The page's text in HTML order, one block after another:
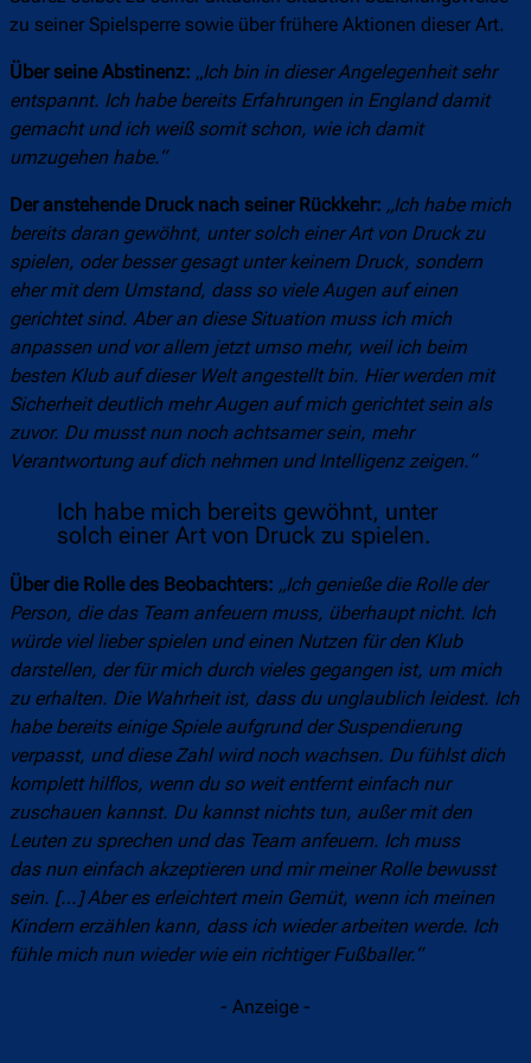
zu seiner Spielsperre sowie über frühere Aktionen dieser Art.
Über seine Abstinenz: „Ich bin in dieser Angelegenheit sehr
entspannt. Ich habe bereits Erfahrungen in England damit
gemacht und ich weiß somit schon, wie ich damit
umzugehen habe.“
Der anstehende Druck nach seiner Rückkehr: „Ich habe mich
bereits daran gewöhnt, unter solch einer Art von Druck zu
spielen, oder besser gesagt unter keinem Druck, sondern
eher mit dem Umstand, dass so viele Augen auf einen
gerichtet sind. Aber an diese Situation muss ich mich
anpassen und vor allem jetzt umso mehr, weil ich beim
besten Klub auf dieser Welt angestellt bin. Hier werden mit
Sicherheit deutlich mehr Augen auf mich gerichtet sein als
zuvor. Du musst nun noch achtsamer sein, mehr
Verantwortung auf dich nehmen und Intelligenz zeigen.“
Ich habe mich bereits gewöhnt, unter
solch einer Art von Druck zu spielen.
Über die Rolle des Beobachters: „Ich genieße die Rolle der
Person, die das Team anfeuern muss, überhaupt nicht. Ich
würde viel lieber spielen und einen Nutzen für den Klub
darstellen, der für mich durch vieles gegangen ist, um mich
zu erhalten. Die Wahrheit ist, dass du unglaublich leidest. Ich
habe bereits einige Spiele aufgrund der Suspendierung
verpasst, und diese Zahl wird noch wachsen. Du fühlst dich
komplett hilflos, wenn du so weit entfernt einfach nur
zuschauen kannst. Du kannst nichts tun, außer mit den
Leuten zu sprechen und das Team anfeuern. Ich muss
das nun einfach akzeptieren und mir meiner Rolle bewusst
sein. […] Aber es erleichtert mein Gemüt, wenn ich meinen
Kindern erzählen kann, dass ich wieder arbeiten werde. Ich
fühle mich nun wieder wie ein richtiger Fußballer.“
- Anzeige -